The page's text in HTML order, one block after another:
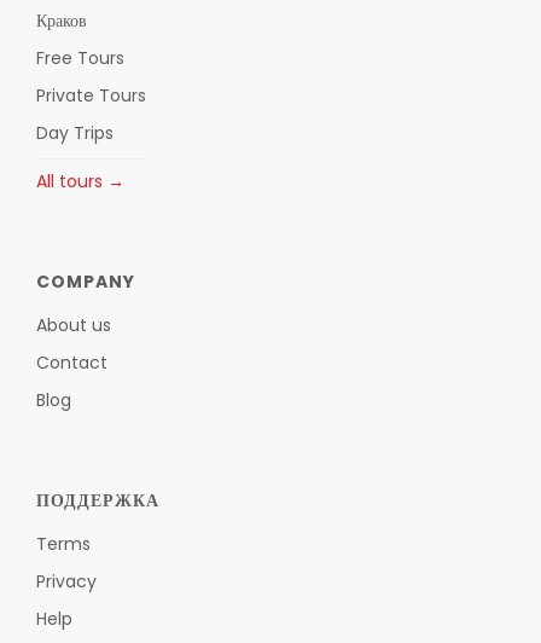
Краков
Free Tours
Private Tours
Day Trips
All tours →
COMPANY
About us
Contact
Blog
ПОДДЕРЖКА
Terms
Privacy
Help